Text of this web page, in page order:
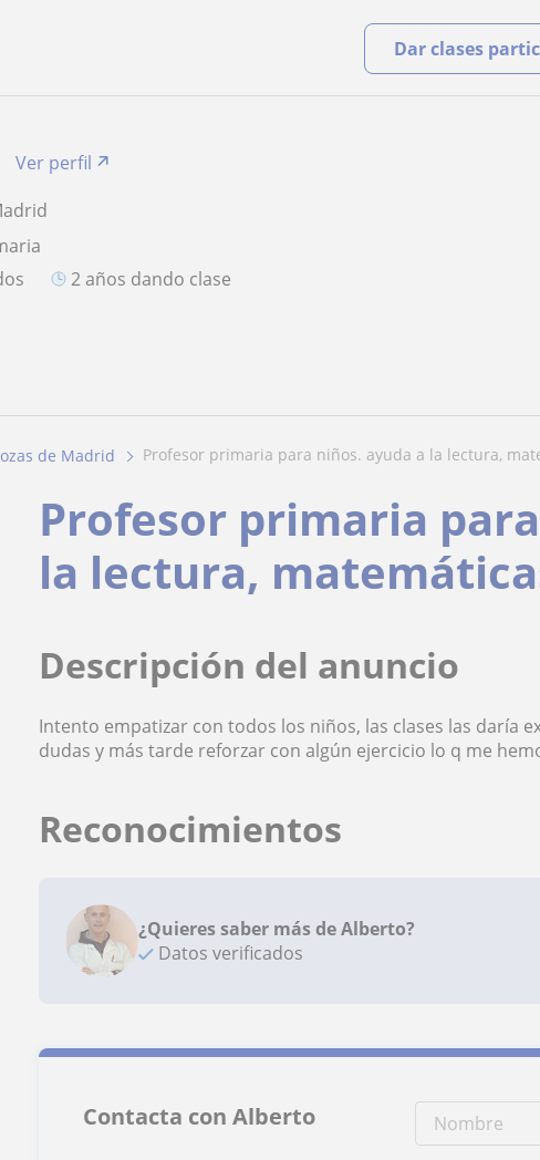
Dar clases
Ver perfil
2 años dando clase
de Madrid profesor primaria para niños. ayuda a la lectura,
Profesor primaria
la lectura,
Descripción del anuncio
Intento empatizar con todos los niños, las clases las daría
dudas y más tarde reforzar con algún ejercicio lo q me
Reconocimientos
¿Quieres saber más de Alberto?
Datos verificados
Contacta con Alberto